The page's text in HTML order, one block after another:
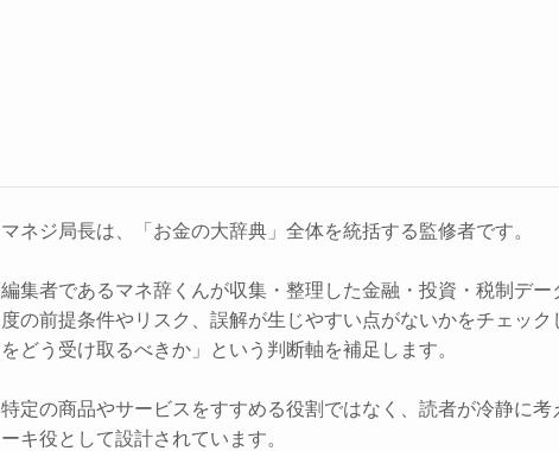
マネジ局長は、「お金の大辞典」全体を統括する監修者です。
編集者であるマネ辞くんが収集・整理した金融・投資・税制デー
度の前提条件やリスク、誤解が生じやすい点がないかをチェック
をどう受け取るべきか」という判断軸を補足します。
特定の商品やサービスをすすめる役割ではなく、読者が冷静に考
ーキ役として設計されています。